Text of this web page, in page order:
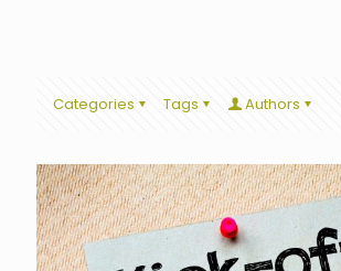
Categories Tags Authors